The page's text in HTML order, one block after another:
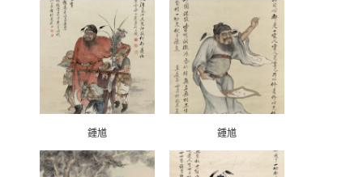
鍾馗 鍾馗